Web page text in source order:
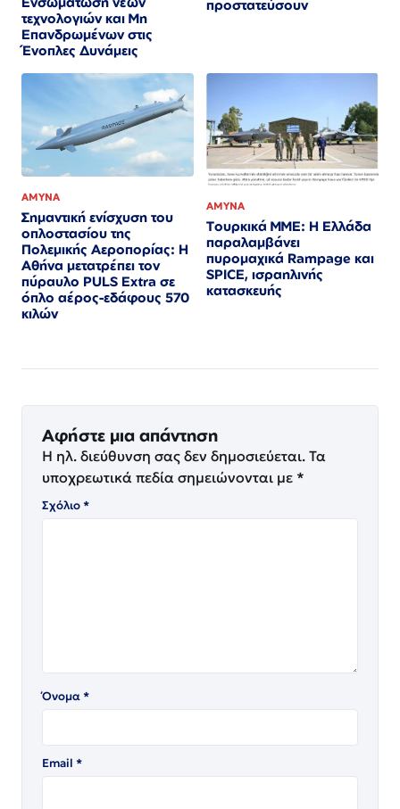
τεχνολογιών και Μη
Επανδρωμένων στις
Ένοπλες Δυνάμεις​​​​​​​​​​​​​​​​​​​​​​​​​​​​​​​​​​​​​​​​​​​​​​​​​​
προστατεύσουν
ΑΜΥΝΑ
Σημαντική ενίσχυση του
οπλοστασίου της
Πολεμικής Αεροπορίας: Η
Αθήνα μετατρέπει τον
πύραυλο PULS Extra σε
όπλο αέρος-εδάφους 570
κιλών
ΑΜΥΝΑ
Τουρκικά ΜΜΕ: Η Ελλάδα
παραλαμβάνει
πυρομαχικά Rampage και
SPICE, ισραηλινής
κατασκευής
Αφήστε μια απάντηση
Η ηλ. διεύθυνση σας δεν δημοσιεύεται. Τα
υποχρεωτικά πεδία σημειώνονται με *
Σχόλιο*
Όνομα*
Email *